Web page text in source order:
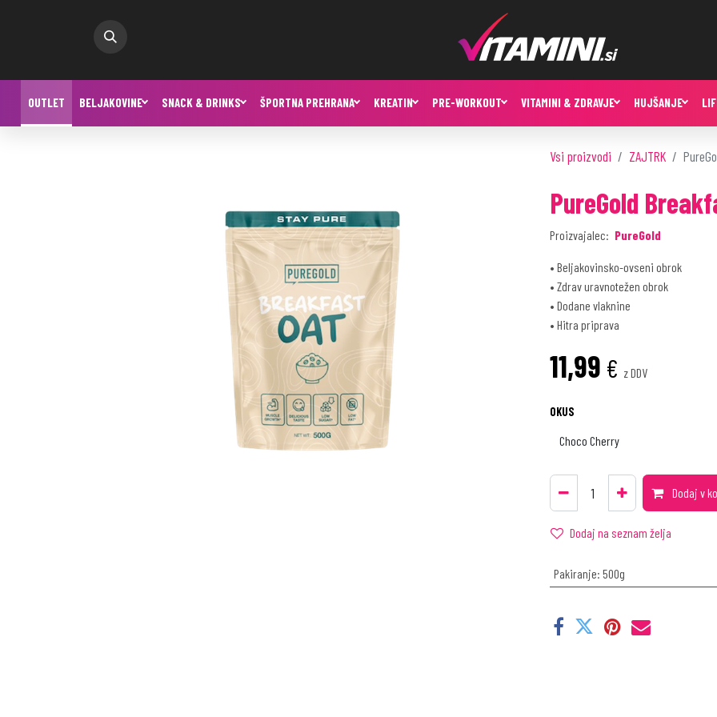
OUTLET BELJAKOVINE SNACK & DRINKS ŠPORTNA PREHRANA KREATIN PRE-WORKOUT VITAMINI & ZDRAVJE HUJŠANJE
Vsi proizvodi ZAJTRK
PureGold
Proizvajalec: PureGold
• Beljakovinsko-ovseni obrok
• Zdrav uravnotežen obrok
• Dodane vlaknine
• Hitra priprava
11,99 € z DDV
OKUS
Dodaj v
Dodaj na seznam želja
Pakiranje: 500g